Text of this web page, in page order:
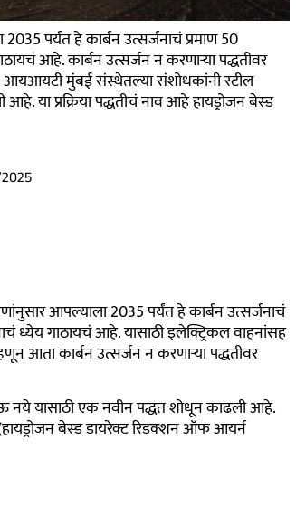
पर्यंत हे कार्बन उत्सर्जनाचं प्रमाण 50
आहे. कार्बन उत्सर्जन न करणाऱ्या पद्धतीवर
आयआयटी मुंबई संस्थेतल्या संशोधकांनी स्टील
या प्रक्रिया पद्धतीचं नाव आहे हायड्रोजन बेस्ड
आपल्याला 2035 पर्यंत हे कार्बन उत्सर्जनाचं
ध्येय गाठायचं आहे. यासाठी इलेक्ट्रिकल वाहनांसह
आता कार्बन उत्सर्जन न करणाऱ्या पद्धतीवर
नये यासाठी एक नवीन पद्धत शोधून काढली आहे.
(हायड्रोजन बेस्ड डायरेक्ट रिडक्शन ऑफ आयर्न